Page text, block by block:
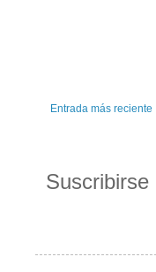
Entrada más reciente
Suscribirse